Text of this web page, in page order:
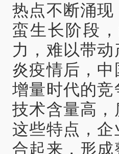
热点不断涌
蛮生长阶段
力，难以带
炎疫情后，
增量时代的
技术含量高
这些特点，
合起来，形